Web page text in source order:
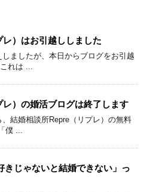
レ）はお引越ししました
ましたが、本日からブログをお引越
れは ...
レ）の婚活ブログは終了します
結婚相談所Repre（リプレ）の無料
僕 ...
きじゃないと結婚できない」っ